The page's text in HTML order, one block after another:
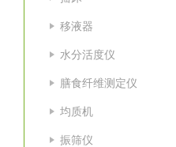
移液器
水分活度仪
膳食纤维测定仪
均质机
振筛仪